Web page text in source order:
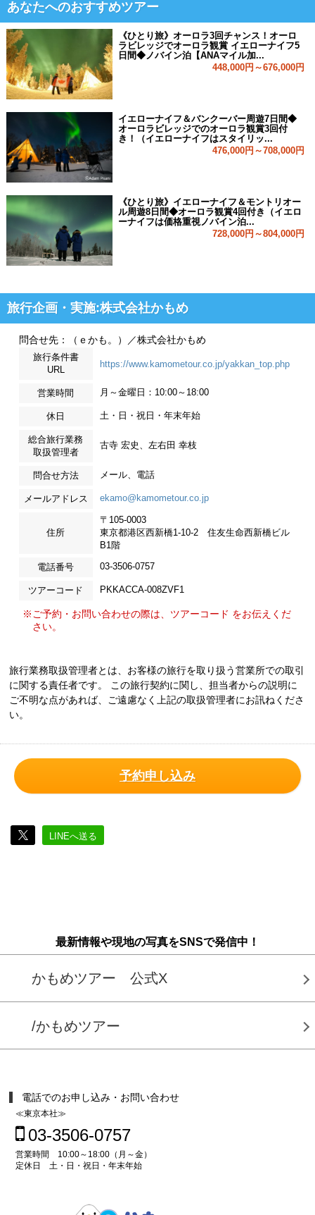
あなたへのおすすめツアー
《ひとり旅》オーロラ3回チャンス！オーロ
ラビレッジでオーロラ観賞 イエローナイフ5
日間◆ノバイン泊【ANAマイル加...
448,000円～676,000円
イエローナイフ＆バンクーバー周遊7日間◆
オーロラビレッジでのオーロラ観賞3回付
き！（イエローナイフはスタイリッ...
476,000円～708,000円
《ひとり旅》イエローナイフ＆モントリオー
ル周遊8日間◆オーロラ観賞4回付き（イエロ
ーナイフは価格重視ノバイン泊...
728,000円～804,000円
旅行企画・実施:株式会社かもめ
問合せ先：（ｅかも。）／株式会社かもめ
旅行条件書
URL
https://www.kamometour.co.jp/yakkan_top.php
営業時間 月～金曜日：10:00～18:00
休日 土・日・祝日・年末年始
総合旅行業務
取扱管理者
古寺 宏史、左右田 幸枝
問合せ方法 メール、電話
メールアドレス ekamo@kamometour.co.jp
住所
〒105-0003
東京都港区西新橋1-10-2 住友生命西新橋ビル
B1階
電話番号 03-3506-0757
ツアーコード PKKACCA-008ZVF1
※ご予約・お問い合わせの際は、ツアーコード をお伝えくだ
さい。
旅行業務取扱管理者とは、お客様の旅行を取り扱う営業所での取引
に関する責任者です。 この旅行契約に関し、担当者からの説明に
ご不明な点があれば、ご遠慮なく上記の取扱管理者にお訊ねくださ
い。
予約申し込み
LINEへ送る
最新情報や現地の写真をSNSで発信中！
かもめツアー 公式X
/かもめツアー
電話でのお申し込み・お問い合わせ
≪東京本社≫
03-3506-0757
営業時間 10:00～18:00（月～金）
定休日 土・日・祝日・年末年始